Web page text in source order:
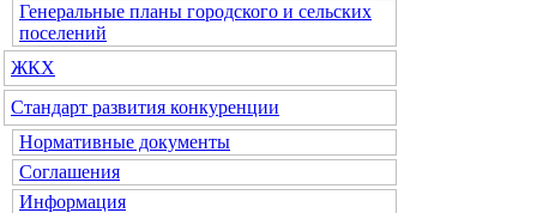
Генеральные планы городского и сельских
поселений
ЖКХ
Стандарт развития конкуренции
Нормативные документы
Соглашения
Информация